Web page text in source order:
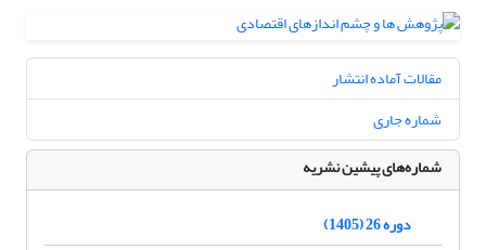
مقالات آماده انتشار
شماره جاری
شماره‌های پیشین نشریه
دوره 26 (1405)